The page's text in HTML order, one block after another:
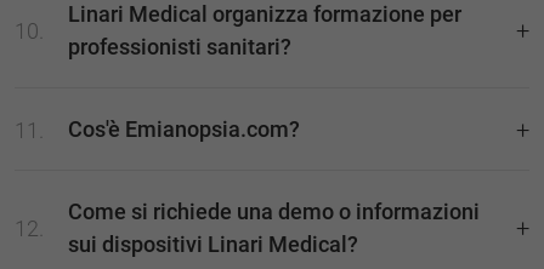
Linari Medical organizza formazione per
professionisti sanitari?
Cos'è Emianopsia.com?
Come si richiede una demo o informazioni
sui dispositivi Linari Medical?